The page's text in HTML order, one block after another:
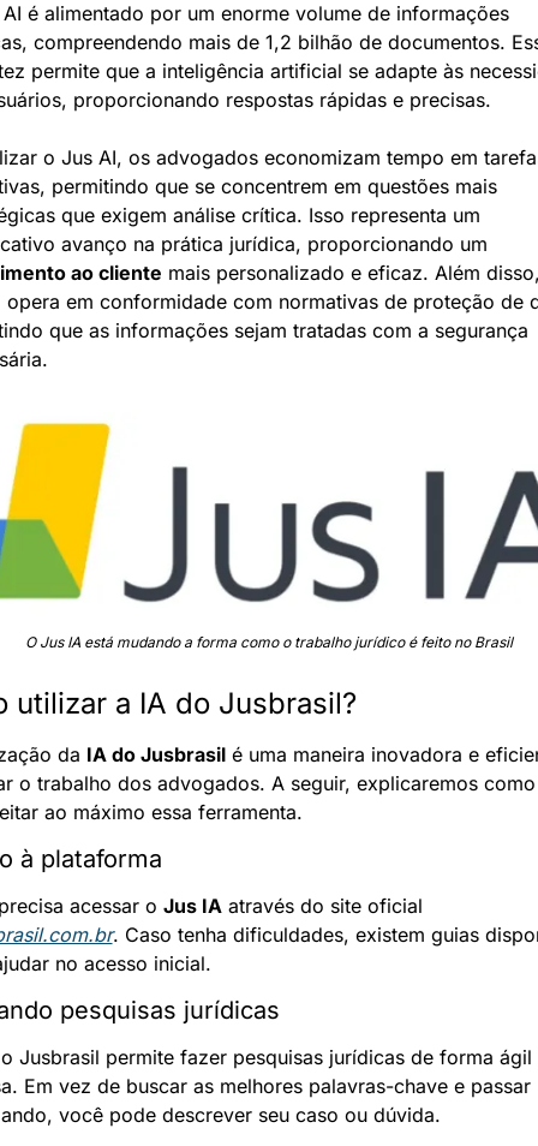
é alimentado por um enorme volume de informações
compreendendo mais de 1,2 bilhão de documentos.
permite que a inteligência artificial se adapte às
proporcionando respostas rápidas e precisas.
o Jus AI, os advogados economizam tempo em
permitindo que se concentrem em questões mais
que exigem análise crítica. Isso representa um
ao cliente mais personalizado e eficaz. Além
opera em conformidade com normativas de proteção de
que as informações sejam tratadas com a segurança
O Jus IA está mudando a forma como o trabalho jurídico é feito no Brasil
utilizar a IA do Jusbrasil?
da IA do Jusbrasil é uma maneira inovadora e
o trabalho dos advogados. A seguir, explicaremos como
ao máximo essa ferramenta.
à plataforma
acessar o Jus IA
. Caso tenha dificuldades, existem guias
no acesso inicial.
pesquisas jurídicas
Jusbrasil permite fazer pesquisas jurídicas de forma ágil
Em vez de buscar as melhores palavras-chave e passar
você pode descrever seu caso ou dúvida.